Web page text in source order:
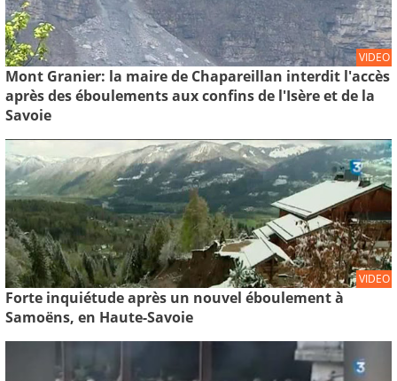
VIDEO
Mont Granier: la maire de Chapareillan interdit l'accès
après des éboulements aux confins de l'Isère et de la
Savoie
VIDEO
Forte inquiétude après un nouvel éboulement à
Samoëns, en Haute-Savoie